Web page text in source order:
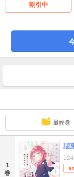
割引中
最終巻
1
巻
瑠
8/